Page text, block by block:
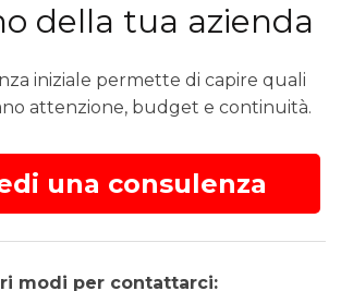
della tua azienda
iniziale permette di capire quali
attenzione, budget e continuità.
una consulenza
modi per contattarci: